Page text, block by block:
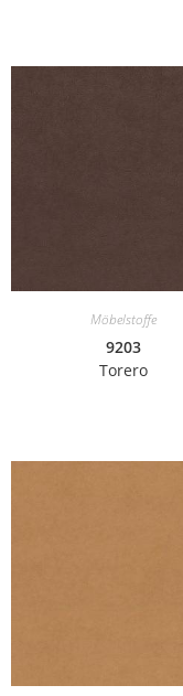
Möbelstoffe
9203
Torero